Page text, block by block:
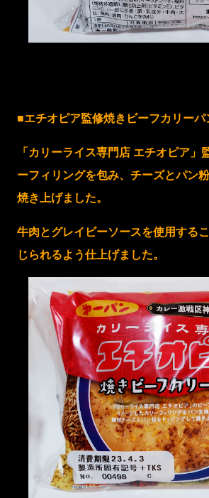
■エチオピア監修焼きビーフカリーパ
「カリーライス専門店 エチオピア」
ーフィリングを包み、チーズとパン
焼き上げました。
牛肉とグレイビーソースを使用する
じられるよう仕上げました。